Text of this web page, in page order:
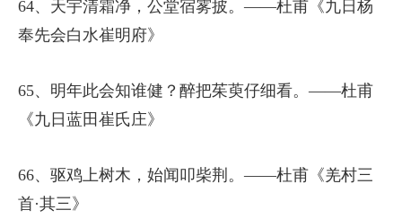
64、天宇清霜净，公堂宿雾披。——杜甫《九日杨
奉先会白水崔明府》
65、明年此会知谁健？醉把茱萸仔细看。——杜甫
《九日蓝田崔氏庄》
66、驱鸡上树木，始闻叩柴荆。——杜甫《羌村三
首·其三》